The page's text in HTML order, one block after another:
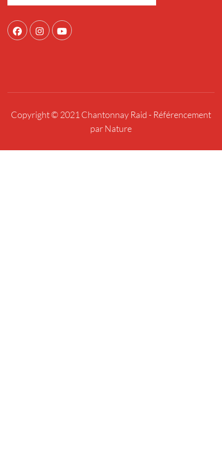
Copyright © 2021 Chantonnay Raid - Référencement
par Nature